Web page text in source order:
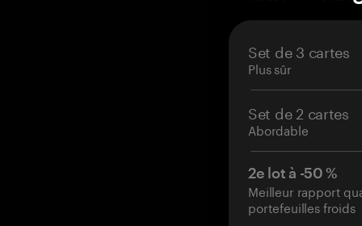
Set de 3 cartes
Plus sûr
Set de 2 cartes
Abordable
2e lot à -50 %
Meilleur rapport
portefeuilles froids